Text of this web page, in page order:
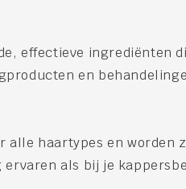
effectieve ingrediënten
en
alle haartypes en
als bij je